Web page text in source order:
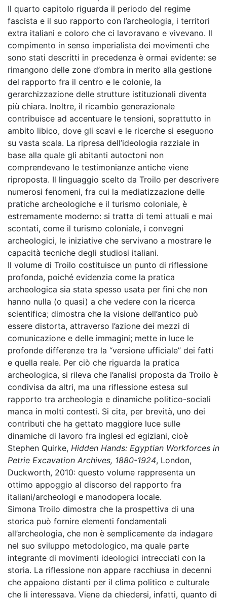
Il quarto capitolo riguarda il periodo del regime
fascista e il suo rapporto con l’archeologia, i territori
extra italiani e coloro che ci lavoravano e vivevano. Il
compimento in senso imperialista dei movimenti che
sono stati descritti in precedenza è ormai evidente: se
rimangono delle zone d’ombra in merito alla gestione
del rapporto fra il centro e le colonie, la
gerarchizzazione delle strutture istituzionali diventa
più chiara. Inoltre, il ricambio generazionale
contribuisce ad accentuare le tensioni, soprattutto in
ambito libico, dove gli scavi e le ricerche si eseguono
su vasta scala. La ripresa dell’ideologia razziale in
base alla quale gli abitanti autoctoni non
comprendevano le testimonianze antiche viene
riproposta. Il linguaggio scelto da Troilo per descrivere
numerosi fenomeni, fra cui la mediatizzazione delle
pratiche archeologiche e il turismo coloniale, è
estremamente moderno: si tratta di temi attuali e mai
scontati, come il turismo coloniale, i convegni
archeologici, le iniziative che servivano a mostrare le
capacità tecniche degli studiosi italiani.
Il volume di Troilo costituisce un punto di riflessione
profonda, poiché evidenzia come la pratica
archeologica sia stata spesso usata per fini che non
hanno nulla (o quasi) a che vedere con la ricerca
scientifica; dimostra che la visione dell’antico può
essere distorta, attraverso l’azione dei mezzi di
comunicazione e delle immagini; mette in luce le
profonde differenze tra la “versione ufficiale” dei fatti
e quella reale. Per ciò che riguarda la pratica
archeologica, si rileva che l’analisi proposta da Troilo è
condivisa da altri, ma una riflessione estesa sul
rapporto tra archeologia e dinamiche politico-sociali
manca in molti contesti. Si cita, per brevità, uno dei
contributi che ha gettato maggiore luce sulle
dinamiche di lavoro fra inglesi ed egiziani, cioè
Stephen Quirke, Hidden Hands: Egyptian Workforces in
Petrie Excavation Archives, 1880-1924, London,
Duckworth, 2010: questo volume rappresenta un
ottimo appoggio al discorso del rapporto fra
italiani/archeologi e manodopera locale.
Simona Troilo dimostra che la prospettiva di una
storica può fornire elementi fondamentali
all’archeologia, che non è semplicemente da indagare
nel suo sviluppo metodologico, ma quale parte
integrante di movimenti ideologici intrecciati con la
storia. La riflessione non appare racchiusa in decenni
che appaiono distanti per il clima politico e culturale
che li interessava. Viene da chiedersi, infatti, quanto di